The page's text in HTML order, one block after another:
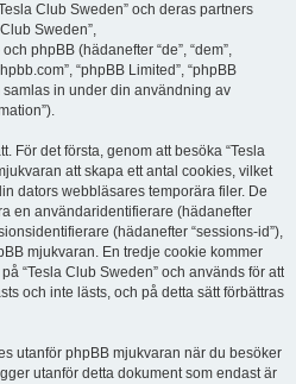
Club Sweden” och deras partners
Club Sweden”,
phpBB (hädanefter “de”, “dem”,
“phpBB Limited”, “phpBB
in under din användning av
För det första, genom att besöka “Tesla
att skapa ett antal cookies, vilket
dators webbläsares temporära filer. De
en användaridentifierare (hädanefter
(hädanefter “sessions-id”),
mjukvaran. En tredje cookie kommer
“Tesla Club Sweden” och används för att
och inte lästs, och på detta sätt förbättras
utanför phpBB mjukvaran när du besöker
utanför detta dokument som endast är